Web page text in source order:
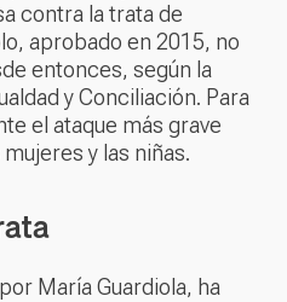
contra la trata de
aprobado en 2015, no
entonces, según la
y Conciliación. Para
el ataque más grave
y las niñas.
María Guardiola, ha